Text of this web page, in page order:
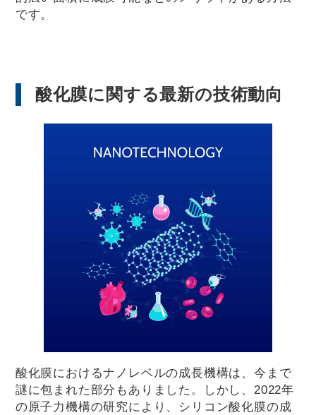
です。
酸化膜に関する最新の技術動向
酸化膜におけるナノレベルの成長機構は、今まで
謎に包まれた部分もありました。しかし、2022年
の原子力機構の研究により、シリコン酸化膜の成